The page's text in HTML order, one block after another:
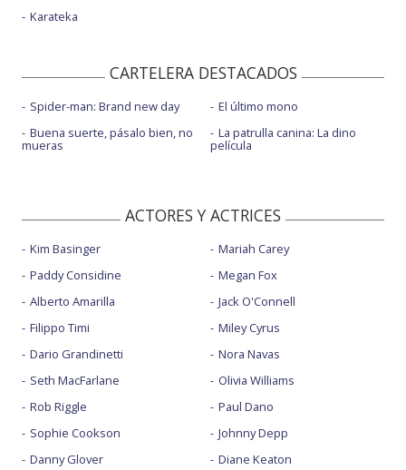
Karateka
CARTELERA DESTACADOS
Spider-man: Brand new day
Buena suerte, pásalo bien, no
mueras
El último mono
La patrulla canina: La dino
película
ACTORES Y ACTRICES
Kim Basinger
Paddy Considine
Alberto Amarilla
Filippo Timi
Dario Grandinetti
Seth MacFarlane
Rob Riggle
Sophie Cookson
Danny Glover
Mariah Carey
Megan Fox
Jack O'Connell
Miley Cyrus
Nora Navas
Olivia Williams
Paul Dano
Johnny Depp
Diane Keaton